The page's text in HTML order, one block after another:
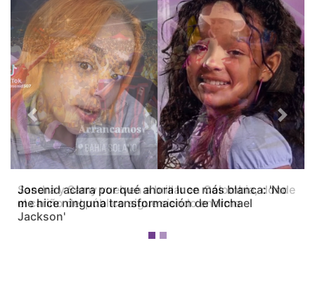
Josenid aclara por qué ahora luce más blanca: 'No
me hice ninguna transformación de Michael
Jackson'
Previous Next